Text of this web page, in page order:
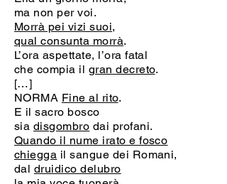
ma non per voi.
Morrà pei vizi suoi,
qual consunta morrà.
L’ora aspettate, l’ora fatal
che compia il gran decreto.
[…]
NORMA Fine al rito.
E il sacro bosco
sia disgombro dai profani.
Quando il nume irato e fosco
chiegga il sangue dei Romani,
dal druidico delubro